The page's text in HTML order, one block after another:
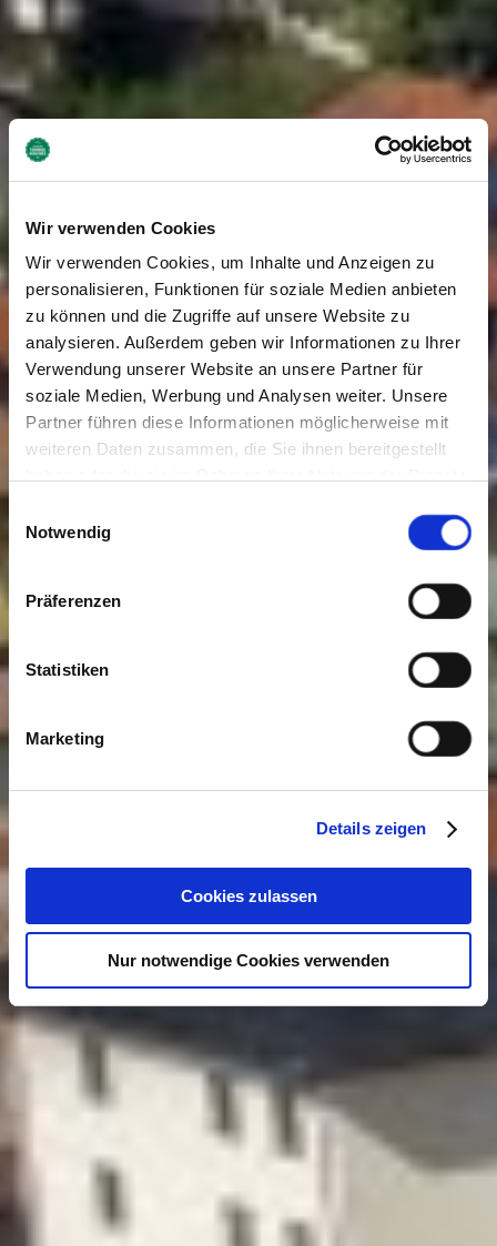
Wir verwenden Cookies
Wir verwenden Cookies, um Inhalte und Anzeigen zu
personalisieren, Funktionen für soziale Medien anbieten
zu können und die Zugriffe auf unsere Website zu
analysieren. Außerdem geben wir Informationen zu Ihrer
Verwendung unserer Website an unsere Partner für
soziale Medien, Werbung und Analysen weiter. Unsere
Partner führen diese Informationen möglicherweise mit
weiteren Daten zusammen, die Sie ihnen bereitgestellt
Cookies, wenn Sie unsere Webseite weiterhin nutzen.
Notwendig
Präferenzen
Statistiken
Marketing
Details zeigen
Cookies zulassen
Nur notwendige Cookies verwenden